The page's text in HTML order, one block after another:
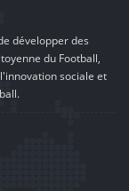
développer des
du Football,
sociale et